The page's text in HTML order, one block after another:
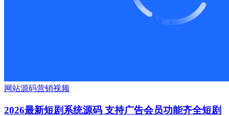
网站源码营销视频
2026最新短剧系统源码 支持广告会员功能齐全短剧